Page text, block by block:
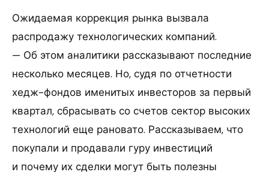
Ожидаемая коррекция рынка вызвала
распродажу технологических компаний.
— Об этом аналитики рассказывают последние
несколько месяцев. Но, судя по отчетности
хедж-фондов именитых инвесторов за первый
квартал, сбрасывать со счетов сектор высоких
технологий еще рановато. Рассказываем, что
покупали и продавали гуру инвестиций
и почему их сделки могут быть полезны